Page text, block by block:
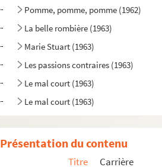
Pomme, pomme, pomme (1962)
La belle rombière (1963)
Marie Stuart (1963)
Les passions contraires (1963)
Le mal court (1963)
Le mal court (1963)
Les rustres (1963)
2+2=2 (1964)
Présentation du contenu
Titre Carrière